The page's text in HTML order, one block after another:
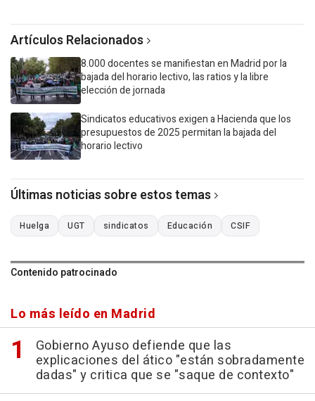
Artículos Relacionados
8.000 docentes se manifiestan en Madrid por la
bajada del horario lectivo, las ratios y la libre
elección de jornada
Sindicatos educativos exigen a Hacienda que los
presupuestos de 2025 permitan la bajada del
horario lectivo
Últimas noticias sobre estos temas
Huelga UGT sindicatos Educación CSIF
Contenido patrocinado
Lo más leído en Madrid
Gobierno Ayuso defiende que las
explicaciones del ático "están sobradamente
dadas" y critica que se "saque de contexto"